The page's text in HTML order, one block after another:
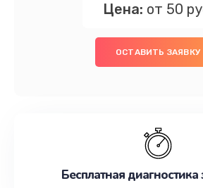
Цена: от 50
ОСТАВИТЬ ЗАЯВКУ
Бесплатная диагностика